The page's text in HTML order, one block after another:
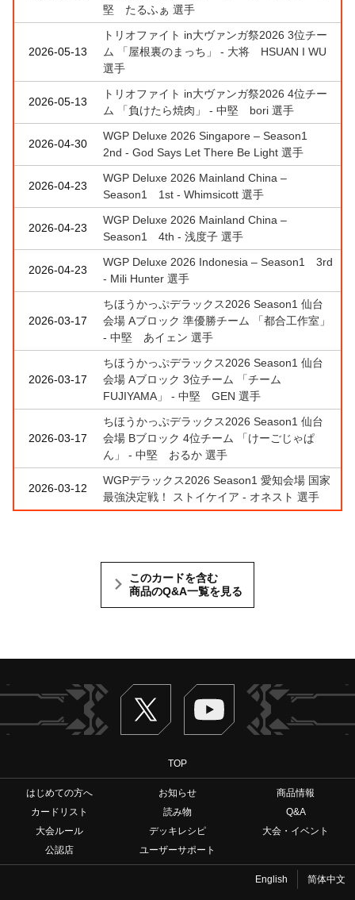
堅 たるふぁ 選手
2026-05-13
トリオファイト in大ヴァンガ祭2026 3位チー
ム 「屋根裏のまっち」 - 大将 HSUAN I WU
選手
2026-05-13
トリオファイト in大ヴァンガ祭2026 4位チー
ム 「負けたら焼肉」 - 中堅 bori 選手
2026-04-30
WGP Deluxe 2026 Singapore – Season1
2nd - God Says Let There Be Light 選手
2026-04-23
WGP Deluxe 2026 Mainland China –
Season1 1st - Whimsicott 選手
2026-04-23
WGP Deluxe 2026 Mainland China –
Season1 4th - 浅度子 選手
2026-04-23
WGP Deluxe 2026 Indonesia – Season1 3rd
- Mili Hunter 選手
2026-03-17
ちほうかっぷデラックス2026 Season1 仙台
会場 Aブロック 準優勝チーム 「都合工作室」
- 中堅 あイェン 選手
2026-03-17
ちほうかっぷデラックス2026 Season1 仙台
会場 Aブロック 3位チーム 「チーム
FUJIYAMA」 - 中堅 GEN 選手
2026-03-17
ちほうかっぷデラックス2026 Season1 仙台
会場 Bブロック 4位チーム 「けーごじゃぱ
ん」 - 中堅 おるか 選手
2026-03-12
WGPデラックス2026 Season1 愛知会場 国家
最強決定戦！ ストイケイア - オネスト 選手
このカードを含む
商品のQ&A一覧を見る
Twitter ヴァンガードch
TOP
はじめての方へ お知らせ
商品情報
カードリスト
読み物
Q&A
大会ルール
デッキレシピ
大会・イベント
公認店
ユーザーサポート
English 简体中文